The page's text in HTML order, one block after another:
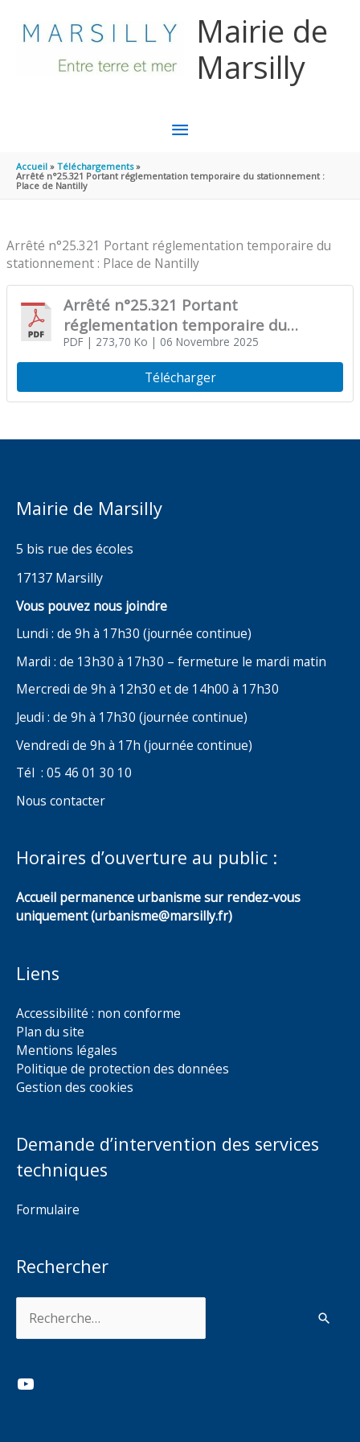
Mairie de
Marsilly
MENU
PRINCIPAL
Accueil
Téléchargements
Arrêté n°25.321 Portant réglementation temporaire du stationnement :
Place de Nantilly
Arrêté n°25.321 Portant réglementation temporaire du
stationnement : Place de Nantilly
Arrêté n°25.321 Portant
réglementation temporaire du
stationnement : Place de Nantilly
PDF| 273,70 Ko | 06 Novembre 2025
Télécharger
Mairie de Marsilly
5 bis rue des écoles
17137 Marsilly
Vous pouvez nous joindre
Lundi : de 9h à 17h30 (journée continue)
Mardi : de 13h30 à 17h30 – fermeture le mardi matin
Mercredi de 9h à 12h30 et de 14h00 à 17h30
Jeudi : de 9h à 17h30 (journée continue)
Vendredi de 9h à 17h (journée continue)
Tél : 05 46 01 30 10
Nous contacter
Horaires d’ouverture au public :
Accueil permanence urbanisme sur rendez-vous
uniquement (urbanisme@marsilly.fr)
Liens
Accessibilité : non conforme
Plan du site
Mentions légales
Politique de protection des données
Gestion des cookies
Demande d’intervention des services
techniques
Formulaire
Rechercher
YouTube